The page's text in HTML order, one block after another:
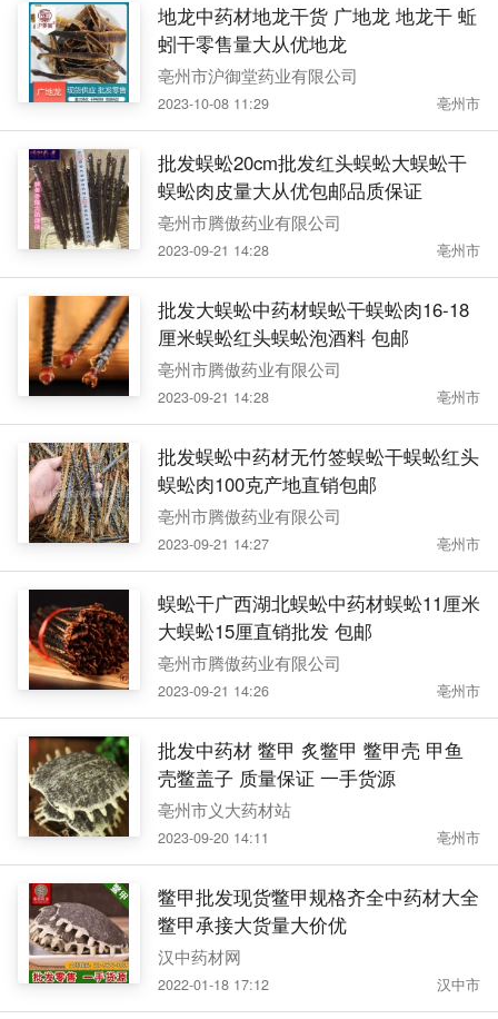
地龙中药材地龙干货 广地龙 地龙干 蚯
蚓干零售量大从优地龙
亳州市沪御堂药业有限公司
2023-10-08 11:29 亳州市
批发蜈蚣20cm批发红头蜈蚣大蜈蚣干
蜈蚣肉皮量大从优包邮品质保证
亳州市腾傲药业有限公司
2023-09-21 14:28 亳州市
批发大蜈蚣中药材蜈蚣干蜈蚣肉16-18
厘米蜈蚣红头蜈蚣泡酒料 包邮
亳州市腾傲药业有限公司
2023-09-21 14:28 亳州市
批发蜈蚣中药材无竹签蜈蚣干蜈蚣红头
蜈蚣肉100克产地直销包邮
亳州市腾傲药业有限公司
2023-09-21 14:27 亳州市
蜈蚣干广西湖北蜈蚣中药材蜈蚣11厘米
大蜈蚣15厘直销批发 包邮
亳州市腾傲药业有限公司
2023-09-21 14:26 亳州市
批发中药材 鳖甲 炙鳖甲 鳖甲壳 甲鱼
壳鳖盖子 质量保证 一手货源
亳州市义大药材站
2023-09-20 14:11 亳州市
鳖甲批发现货鳖甲规格齐全中药材大全
鳖甲承接大货量大价优
汉中药材网
2022-01-18 17:12 汉中市